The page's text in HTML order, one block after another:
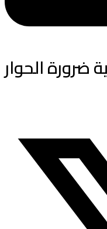
ضرورة الحوار